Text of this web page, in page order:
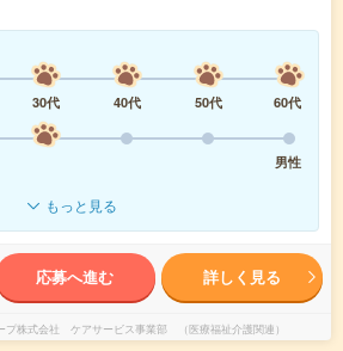
30代 40代 50代
60代
男性
もっと見る
応募へ進む 詳しく見る
プ株式会社 ケアサービス事業部 （医療福祉介護関連）